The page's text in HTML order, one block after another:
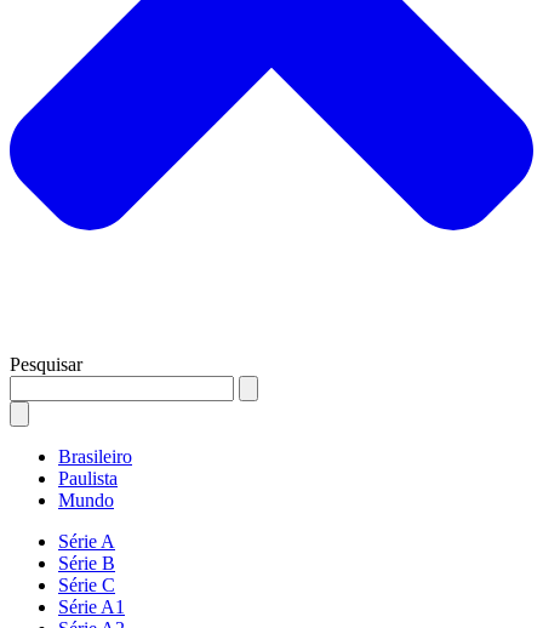
Pesquisar
Brasileiro
Paulista
Mundo
Série A
Série B
Série C
Série A1